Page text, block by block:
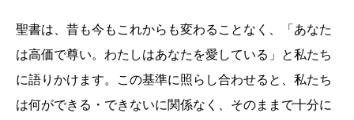
聖書は、昔も今もこれからも変わることなく、「あなた
は高価で尊い。わたしはあなたを愛している」と私たち
に語りかけます。この基準に照らし合わせると、私たち
は何ができる・できないに関係なく、そのままで十分に